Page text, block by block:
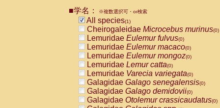
■学名： ※複数選択可・or検索
All species(1)
Cheirogaleidae Microcebus murinus(0)
Lemuridae Eulemur fulvus(0)
Lemuridae Eulemur macaco(0)
Lemuridae Eulemur mongoz(0)
Lemuridae Lemur catta(0)
Lemuridae Varecia variegata(0)
Galagidae Galago senegalensis(0)
Galagidae Galago demidovii(0)
Galagidae Otolemur crassicaudatus(0)